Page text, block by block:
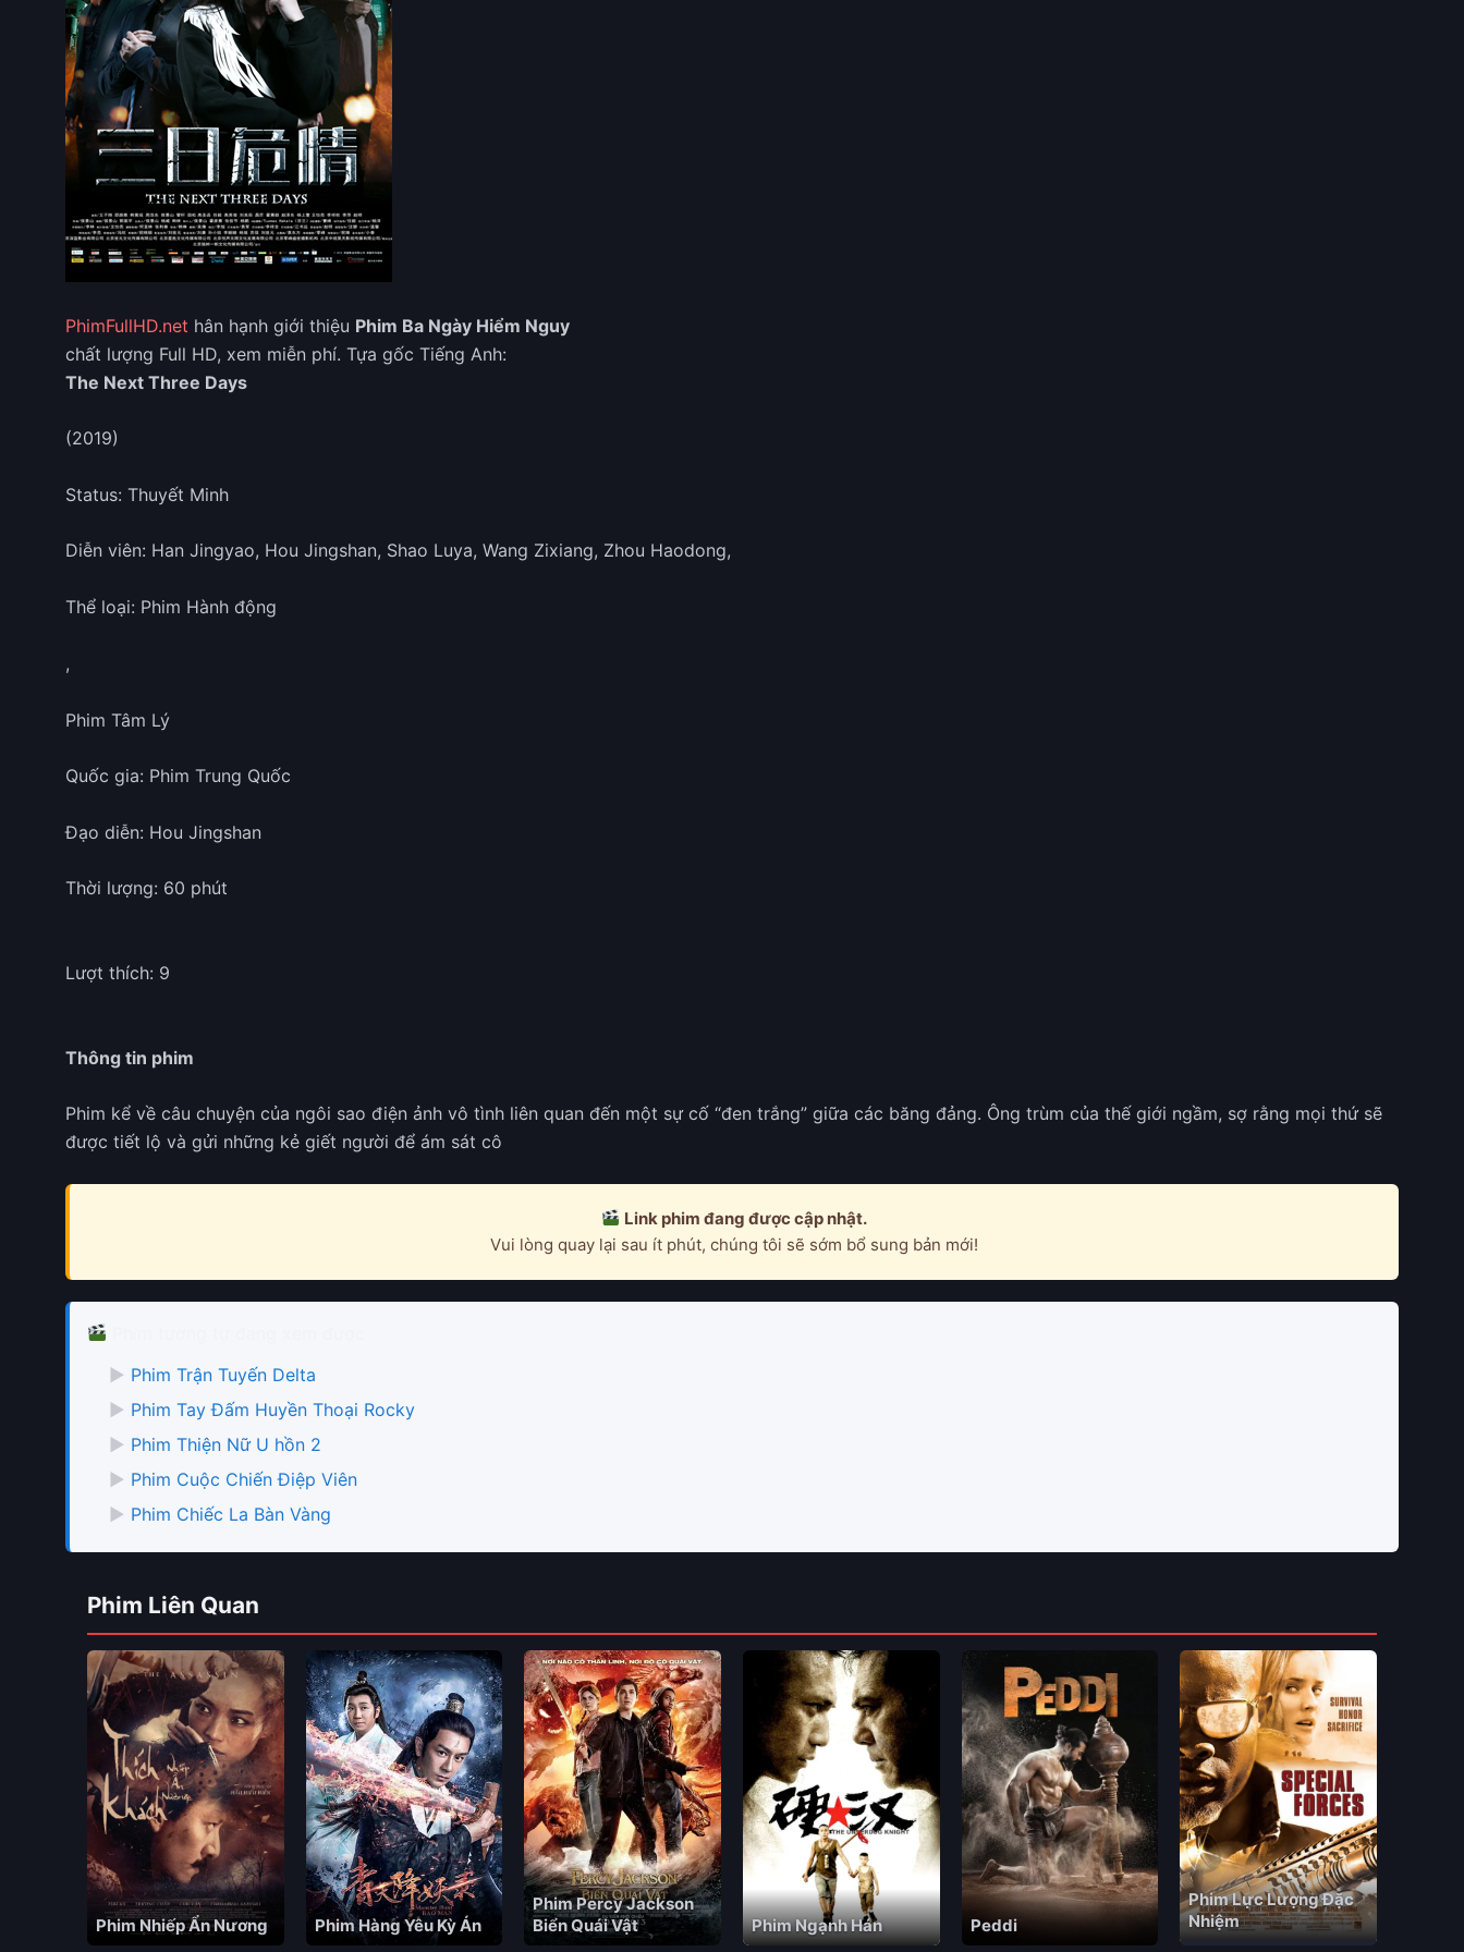
PhimFullHD.net hân hạnh giới thiệu Phim Ba Ngày Hiểm Nguy
chất lượng Full HD, xem miễn phí. Tựa gốc Tiếng Anh:
The Next Three Days
(2019)
Status: Thuyết Minh
Diễn viên: Han Jingyao, Hou Jingshan, Shao Luya, Wang Zixiang, Zhou Haodong,
Thể loại: Phim Hành động
,
Phim Tâm Lý
Quốc gia: Phim Trung Quốc
Đạo diễn: Hou Jingshan
Thời lượng: 60 phút
Lượt thích: 9
Thông tin phim
Phim kể về câu chuyện của ngôi sao điện ảnh vô tình liên quan đến một sự cố “đen trắng” giữa các băng đảng. Ông trùm của thế giới ngầm, sợ rằng mọi thứ sẽ
được tiết lộ và gửi những kẻ giết người để ám sát cô
Link phim đang được cập nhật.
Vui lòng quay lại sau ít phút, chúng tôi sẽ sớm bổ sung bản mới!
▶ Phim Trận Tuyến Delta
▶ Phim Tay Đấm Huyền Thoại Rocky
▶ Phim Thiện Nữ U hồn 2
▶ Phim Cuộc Chiến Điệp Viên
▶ Phim Chiếc La Bàn Vàng
Phim Liên Quan
Phim Nhiếp Ẩn Nương Phim Hàng Yêu Kỳ Án
Phim Percy Jackson
Biển Quái Vật
Phim Ngạnh Hán Peddi
Phim Lực Lượng Đặc
Nhiệm